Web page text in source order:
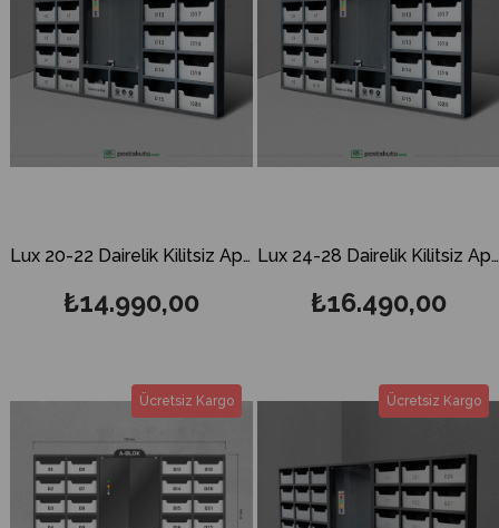
Lux 20-22 Dairelik Kilitsiz Apartman İlan Panosu ve Posta Kutusu
₺14.990,00
Lux 24-28 Dairelik Kilitsiz Apartman İlan Panosu ve Posta Kutusu
₺16.490,00
Ücretsiz Kargo Ücretsiz Kargo